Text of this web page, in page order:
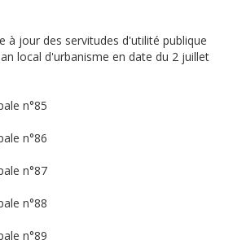
à jour des servitudes d'utilité publique
local d'urbanisme en date du 2 juillet
n°85
n°86
n°87
n°88
n°89